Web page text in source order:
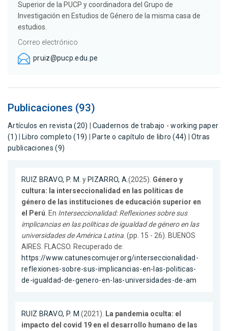
Superior de la PUCP y coordinadora del Grupo de
Investigación en Estudios de Género de la misma casa de
estudios.
Correo electrónico
pruiz@pucp.edu.pe
Publicaciones (93)
Artículos en revista (20)
Cuadernos de trabajo - working paper
(1)
Libro completo (19) Parte o capítulo de libro (44)
Otras
publicaciones (9)
RUIZ BRAVO, P. M. y PIZARRO, A.(2025). Género y
cultura: la interseccionalidad en las políticas de
género de las instituciones de educación superior en
el Perú . En Interseccionalidad: Reflexiones sobre sus
implicancias en las políticas de igualdad de género en las
universidades de América Latina . (pp. 15 - 26). BUENOS
AIRES. FLACSO. Recuperado de:
https://www.catunescomujer.org/interseccionalidad-
reflexiones-sobre-sus-implicancias-en-las-politicas-
de-igualdad-de-genero-en-las-universidades-de-am
RUIZ BRAVO, P. M.(2021).
La pandemia oculta: el
impacto del covid 19 en el desarrollo humano de las